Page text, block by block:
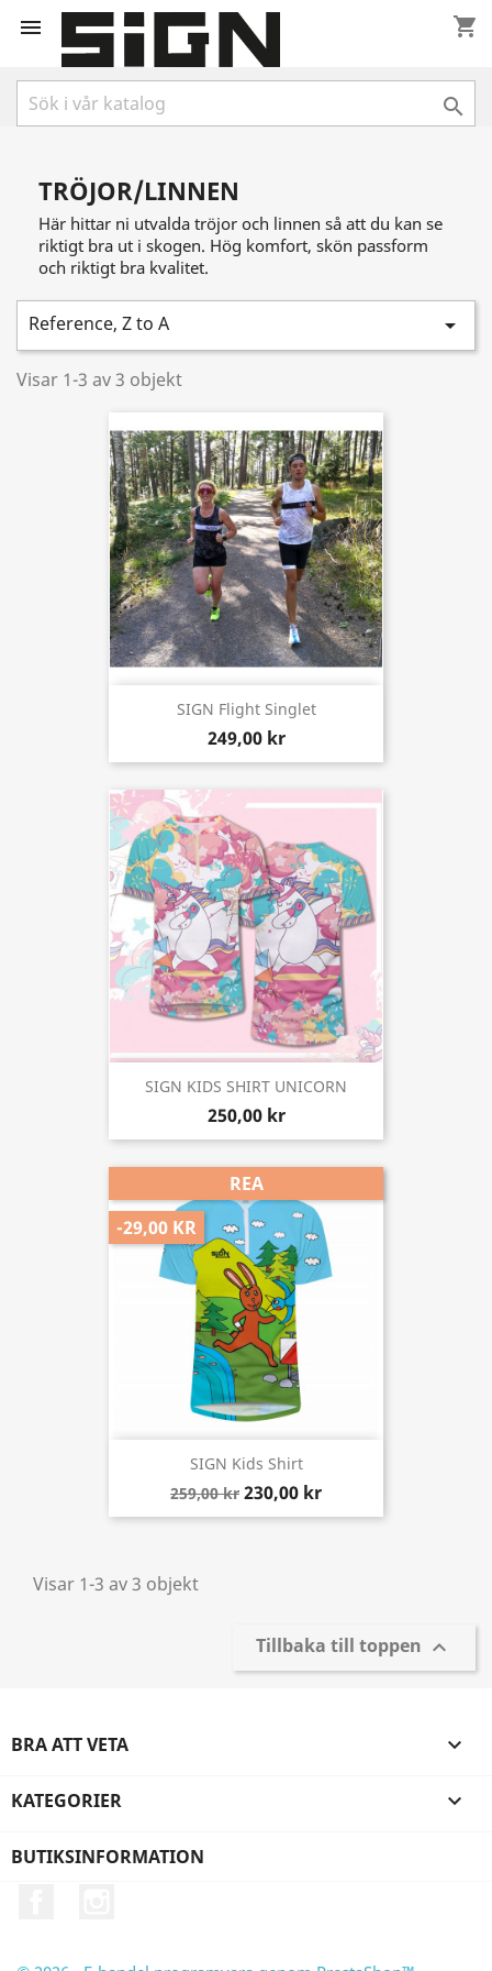
 shopping_cart

TRÖJOR/LINNEN
Här hittar ni utvalda tröjor och linnen så att du kan se
riktigt bra ut i skogen. Hög komfort, skön passform
och riktigt bra kvalitet.
Reference, Z to A 
Visar 1-3 av 3 objekt
SIGN Flight Singlet
249,00 kr
SIGN KIDS SHIRT UNICORN
250,00 kr
SIGN Kids Shirt
259,00 kr 230,00 kr
REA
-29,00 KR
Visar 1-3 av 3 objekt
Tillbaka till toppen 
BRA ATT VETA 
KATEGORIER 
BUTIKSINFORMATION